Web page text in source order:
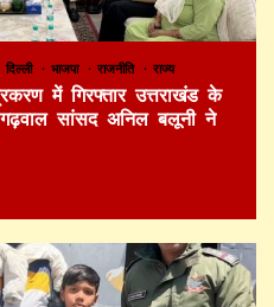
दिल्ली भाजपा राजनीति राज्य
में गिरफ्तार उत्तराखंड के
सांसद अनिल बलूनी ने